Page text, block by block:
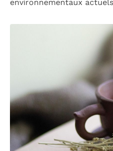
environnementaux